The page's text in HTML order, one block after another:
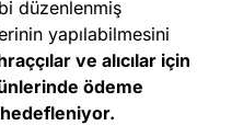
düzenlenmiş
yapılabilmesini
ve alıcılar için
ödeme
hedefleniyor.